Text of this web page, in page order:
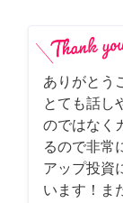
ありがとう
とても話し
のではなく
るので非常
アップ投資
います！ま